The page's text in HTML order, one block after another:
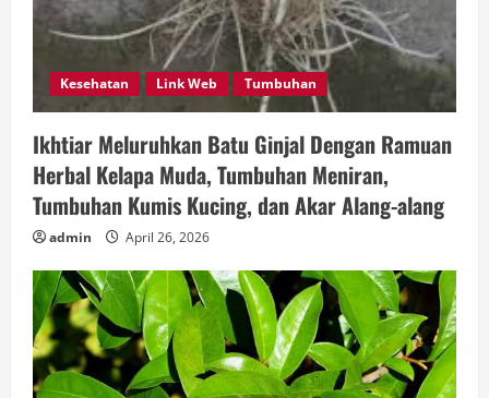
Kesehatan Link Web Tumbuhan
Ikhtiar Meluruhkan Batu Ginjal Dengan Ramuan
Herbal Kelapa Muda, Tumbuhan Meniran,
Tumbuhan Kumis Kucing, dan Akar Alang-alang
admin April 26, 2026